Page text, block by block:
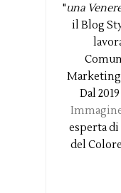
"una
il Blog
Marketing
Dal
esperta
del